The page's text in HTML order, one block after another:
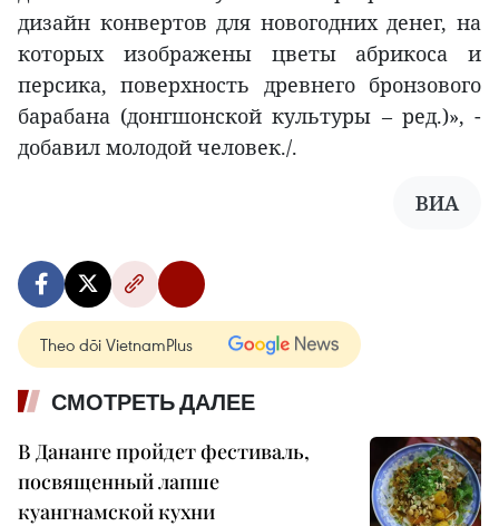
дизайн конвертов для новогодних денег, на
которых изображены цветы абрикоса и
персика, поверхность древнего бронзового
барабана (донгшонской культуры – ред.)», -
добавил молодой человек./.
ВИА
Theo dõi VietnamPlus
СМОТРЕТЬ ДАЛЕЕ
В Дананге пройдет фестиваль,
посвященный лапше
куангнамской кухни